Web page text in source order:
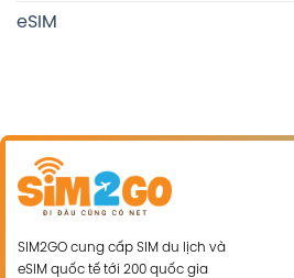
eSIM
SIM2GO cung cấp SIM du lịch và
eSIM quốc tế tới 200 quốc gia